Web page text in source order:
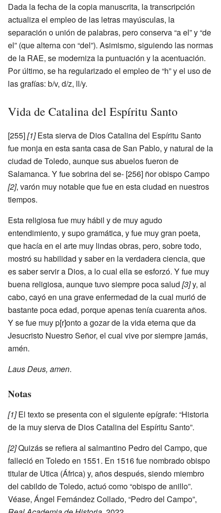
Dada la fecha de la copia manuscrita, la transcripción
actualiza el empleo de las letras mayúsculas, la
separación o unión de palabras, pero conserva “a el” y “de
el” (que alterna con “del”). Asimismo, siguiendo las normas
de la RAE, se moderniza la puntuación y la acentuación.
Por último, se ha regularizado el empleo de “h” y el uso de
las grafías: b/v, d/z, ll/y.
Vida de Catalina del Espíritu Santo
[255][1]Esta sierva de Dios Catalina del Espíritu Santo
fue monja en esta santa casa de San Pablo, y natural de la
ciudad de Toledo, aunque sus abuelos fueron de
Salamanca. Y fue sobrina del se- [256] ñor obispo Campo
[2], varón muy notable que fue en esta ciudad en nuestros
tiempos.
Esta religiosa fue muy hábil y de muy agudo
entendimiento, y supo gramática, y fue muy gran poeta,
que hacía en el arte muy lindas obras, pero, sobre todo,
mostró su habilidad y saber en la verdadera ciencia, que
es saber servir a Dios, a lo cual ella se esforzó. Y fue muy
buena religiosa, aunque tuvo siempre poca salud [3]y, al
cabo, cayó en una grave enfermedad de la cual murió de
bastante poca edad, porque apenas tenía cuarenta años.
Y se fue muy p[r]onto a gozar de la vida eterna que da
Jesucristo Nuestro Señor, el cual vive por siempre jamás,
amén.
Laus Deus, amen.
Notas
[1]El texto se presenta con el siguiente epígrafe: “Historia
de la muy sierva de Dios Catalina del Espíritu Santo”.
[2]Quizás se refiera al salmantino Pedro del Campo, que
falleció en Toledo en 1551. En 1516 fue nombrado obispo
titular de Utica (África) y, años después, siendo miembro
del cabildo de Toledo, actuó como “obispo de anillo”.
Véase, Ángel Fernández Collado, “Pedro del Campo”,